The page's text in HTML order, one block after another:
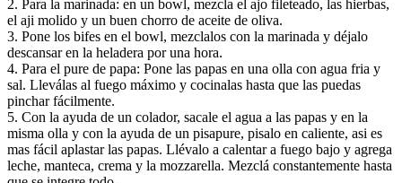
2. Para la marinada: en un bowl, mezcla el ajo fileteado, las hierbas,
el aji molido y un buen chorro de aceite de oliva.
3. Pone los bifes en el bowl, mezclalos con la marinada y déjalo
descansar en la heladera por una hora.
4. Para el pure de papa: Pone las papas en una olla con agua fria y
sal. Lleválas al fuego máximo y cocinalas hasta que las puedas
pinchar fácilmente.
5. Con la ayuda de un colador, sacale el agua a las papas y en la
misma olla y con la ayuda de un pisapure, pisalo en caliente, asi es
mas fácil aplastar las papas. Llévalo a calentar a fuego bajo y agrega
leche, manteca, crema y la mozzarella. Mezclá constantemente hasta